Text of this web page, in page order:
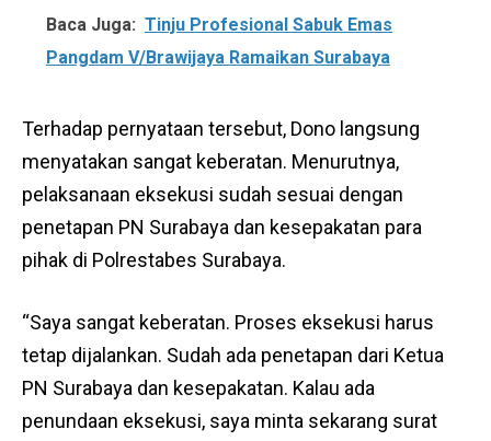
Baca Juga: Tinju Profesional Sabuk Emas
Pangdam V/Brawijaya Ramaikan Surabaya
Terhadap pernyataan tersebut, Dono langsung
menyatakan sangat keberatan. Menurutnya,
pelaksanaan eksekusi sudah sesuai dengan
penetapan PN Surabaya dan kesepakatan para
pihak di Polrestabes Surabaya.
“Saya sangat keberatan. Proses eksekusi harus
tetap dijalankan. Sudah ada penetapan dari Ketua
PN Surabaya dan kesepakatan. Kalau ada
penundaan eksekusi, saya minta sekarang surat